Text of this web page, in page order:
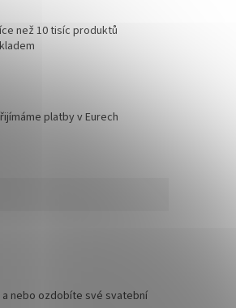
než 10 tisíc produktů
platby v Eurech
nebo ozdobíte své svatební